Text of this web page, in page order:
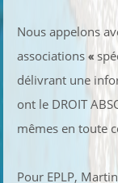
Nous appelons
associations«
délivrant une
ont le DROIT
mêmes en toute
Pour EPLP,